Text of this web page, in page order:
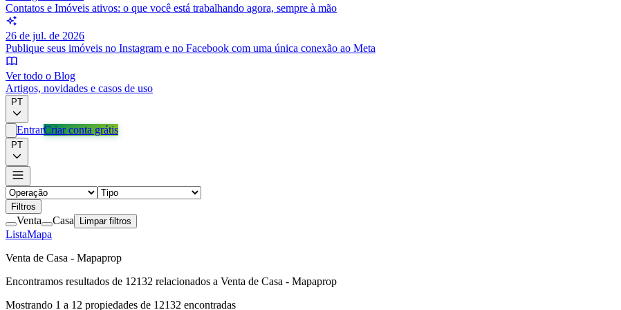
Contatos e Imóveis ativos: o que você está trabalhando agora, sempre à mão
26 de jul. de 2026
Publique seus imóveis no Instagram e no Facebook com uma única conexão ao Meta
Ver todo o Blog
Artigos, novidades e casos de uso
PT
EntrarCriar conta grátis
PT
Filtros
Venta Casa Limpar filtros
ListaMapa
Venta de Casa - Mapaprop
Encontramos resultados de 12132 relacionados a Venta de Casa - Mapaprop
Mostrando 1 a 12 propiedades de 12132 encontradas